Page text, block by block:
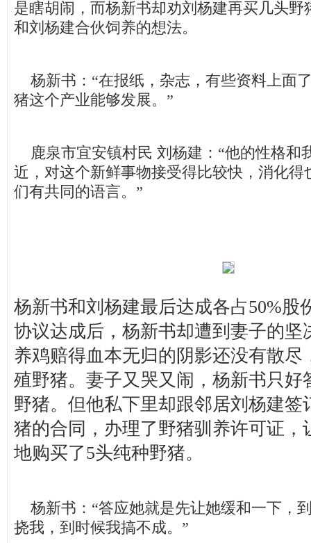
是瞎胡闹，而杨新书却劝刘杨建再买几头野
和刘杨建合伙饲养的想法。
杨新书：“在报纸，杂志，有些资料上面
猪这个产业能够发展。”
鹿泉市宜安镇村民 刘杨建：“他的性格和
近，对这个新鲜事物接受得比较快，消化得
们有共同的语言。”
杨新书和刘杨建最后达成各占50%股
协议达成后，杨新书却遭到妻子的坚
养鸡赔得血本无归的阴影还没有散尽
殖野猪。妻子又哭又闹，杨新书只好
野猪。但他私下里却跟邻居刘杨建签
猪的合同，办理了野猪驯养许可证，
地购买了5头纯种野猪。
杨新书：“答应她就是先让她缓和一下，
挠我，到时候我搞不成。”